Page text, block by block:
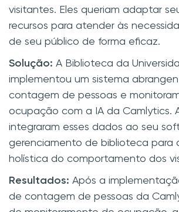
visitantes. Eles queriam adaptar
recursos para atender às
de seu público de forma eficaz.
Solução: A Biblioteca da
implementou um sistema
contagem de pessoas e
ocupação com a IA da Camlytics.
integraram esses dados ao seu
gerenciamento de biblioteca para
holística do comportamento dos
Resultados: Após a
de contagem de pessoas da